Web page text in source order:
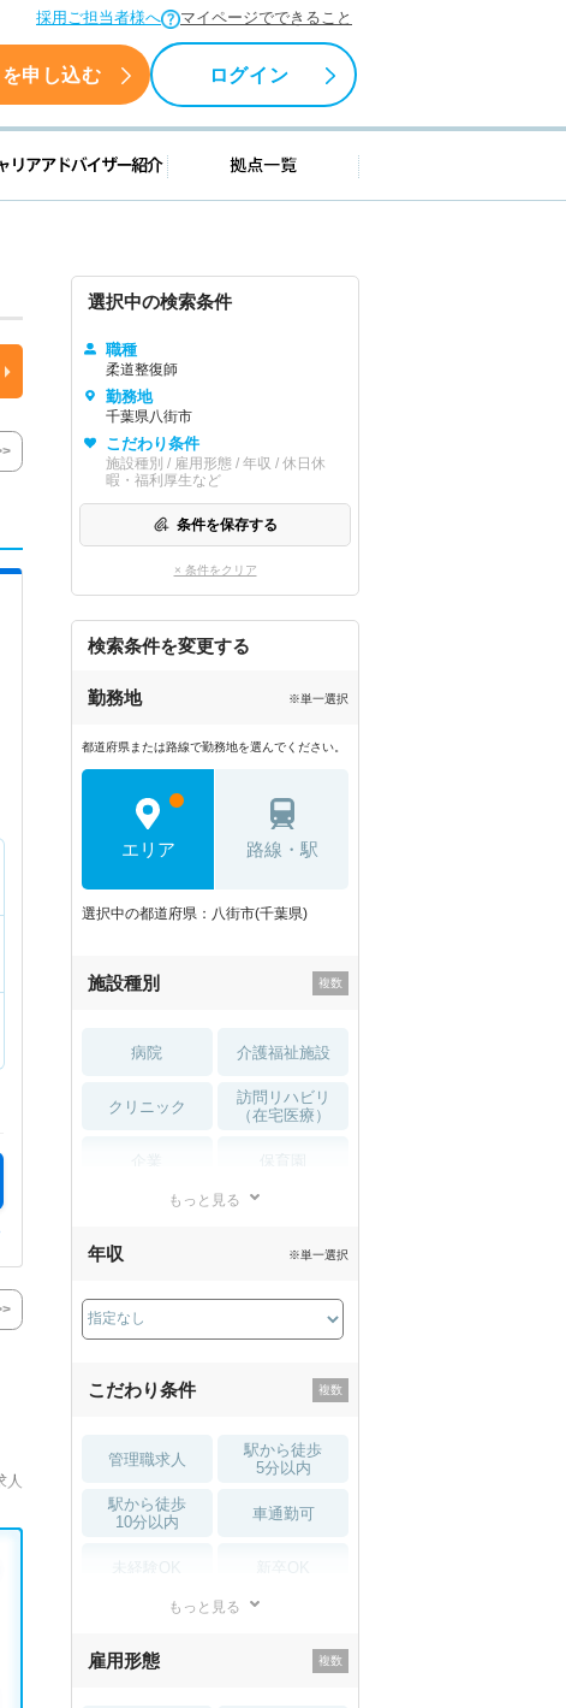
採用ご担当者様へ マイページでできること
申し込む ログイン
支援情報 キャリアアドバイザー紹介 拠点一覧
人
選択中の検索条件
職種
柔道整復師
勤務地
千葉県八街市
こだわり条件
施設種別 / 雇用形態 / 年収 / 休日休
暇・福利厚生など
条件を保存する
× 条件をクリア
検索条件を変更する
勤務地 ※単一選択
都道府県または路線で勤務地を選んでください。
エリア 路線・駅
選択中の都道府県：八街市(千葉県)
施設種別
病院 介護福祉施設
クリニック
訪問リハビリ
（在宅医療）
薬局・
もっと見る
年収 ※単一選択
こだわり条件
管理職求人
駅から徒歩
5分以内
駅から徒歩
10分以内
車通勤可
住宅手当・補助
もっと見る
雇用形態